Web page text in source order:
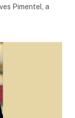
Pimentel, a